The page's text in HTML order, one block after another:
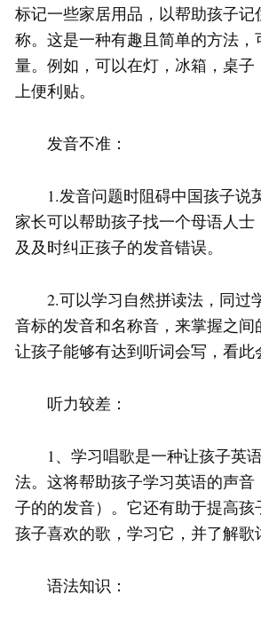
标记一些家居用品，以帮助孩子记
称。这是一种有趣且简单的方法，
量。例如，可以在灯，冰箱，桌
上便利贴。
发音不准：
1.发音问题时阻碍中国孩子说
家长可以帮助孩子找一个母语人
及及时纠正孩子的发音错误。
2.可以学习自然拼读法，同过
音标的发音和名称音，来掌握之间
让孩子能够有达到听词会写，看此
听力较差：
1、学习唱歌是一种让孩子英
法。这将帮助孩子学习英语的声
子的的发音）。它还有助于提高
孩子喜欢的歌，学习它，并了解歌
语法知识：